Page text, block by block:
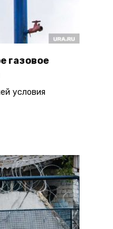
газовое
условия